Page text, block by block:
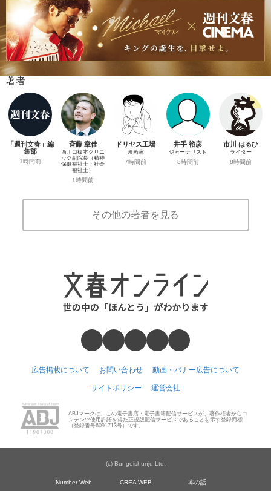
著者
「週刊文春」編
集部
1時間前
斉藤 章佳
西川口榎本クリニ
ック副院長（精神
保健福祉士・社会
福祉士）
1時間前
ドリヤス工場
漫画家
7時間前
井手 裕彦
ジャーナリスト
8時間前
市川 はるひ
ライター
8時間前
その他の著者を見る
広告掲載について お問い合わせ 動画・バナー広告について
サイトポリシー 運営会社
ABJマークは、この電子書店・電子書籍配信サービスが、著作権者からコ
ンテンツ使用許諾を得た正規版配信サービスであることを示す登録商標
（登録番号6091713号）です。
(c) Bungeishunju Ltd.
Number Web CREA WEB 本の話